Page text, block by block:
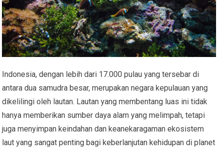
Indonesia, dengan lebih dari 17.000 pulau yang tersebar di
antara dua samudra besar, merupakan negara kepulauan yang
dikelilingi oleh lautan. Lautan yang membentang luas ini tidak
hanya memberikan sumber daya alam yang melimpah, tetapi
juga menyimpan keindahan dan keanekaragaman ekosistem
laut yang sangat penting bagi keberlanjutan kehidupan di planet